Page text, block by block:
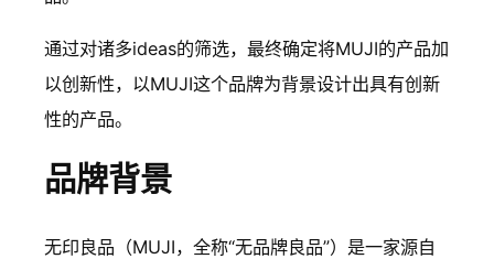
通过对诸多ideas的筛选，最终确定将MUJI的产品加
以创新性，以MUJI这个品牌为背景设计出具有创新
性的产品。
品牌背景
无印良品（MUJI，全称“无品牌良品”）是一家源自